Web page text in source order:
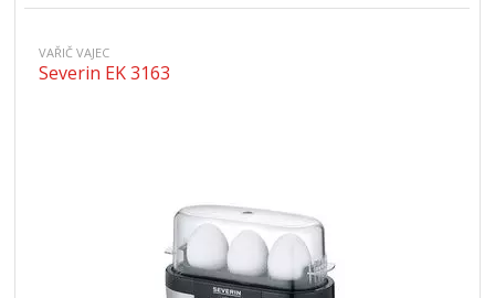
VAŘIČ VAJEC
Severin EK 3163